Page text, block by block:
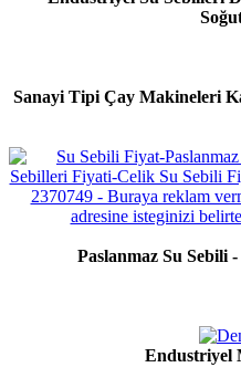
Sanayi Tipi Çay Makineleri
Paslanmaz Su Sebili
Endustriyel